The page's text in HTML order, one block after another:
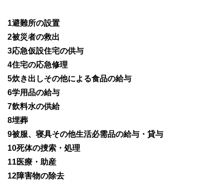
1避難所の設置
2被災者の救出
3応急仮設住宅の供与
4住宅の応急修理
5炊き出しその他による食品の給与
6学用品の給与
7飲料水の供給
8埋葬
9被服、寝具その他生活必需品の給与・貸与
10死体の捜索・処理
11医療・助産
12障害物の除去